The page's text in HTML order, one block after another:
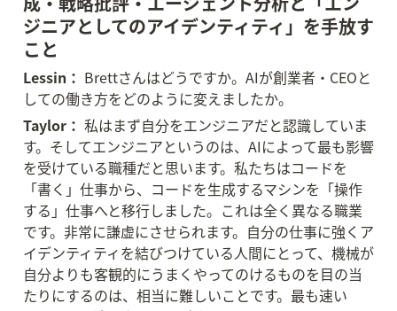
ジニアとしてのアイデンティティ」を手放す
こと
Lessin： Brettさんはどうですか。AIが創業者・CEOと
しての働き方をどのように変えましたか。
Taylor： 私はまず自分をエンジニアだと認識していま
す。そしてエンジニアというのは、AIによって最も影響
を受けている職種だと思います。私たちはコードを
「書く」仕事から、コードを生成するマシンを「操作
する」仕事へと移行しました。これは全く異なる職業
です。非常に謙虚にさせられます。自分の仕事に強くア
イデンティティを結びつけている人間にとって、機械が
自分よりも客観的にうまくやってのけるものを目の当
たりにするのは、相当に難しいことです。最も速い